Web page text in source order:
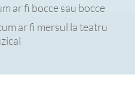
ar fi bocce sau bocce
ar fi mersul la teatru